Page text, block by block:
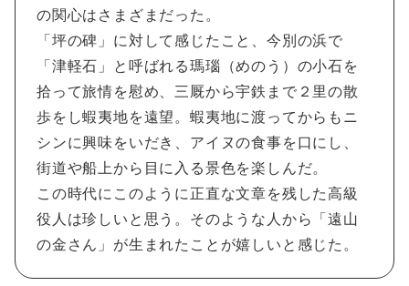
の関心はさまざまだった。
「坪の碑」に対して感じたこと、今別の浜で
「津軽石」と呼ばれる瑪瑙（めのう）の小石を
拾って旅情を慰め、三厩から宇鉄まで２里の散
歩をし蝦夷地を遠望。蝦夷地に渡ってからもニ
シンに興味をいだき、アイヌの食事を口にし、
街道や船上から目に入る景色を楽しんだ。
この時代にこのように正直な文章を残した高級
役人は珍しいと思う。そのような人から「遠山
の金さん」が生まれたことが嬉しいと感じた。